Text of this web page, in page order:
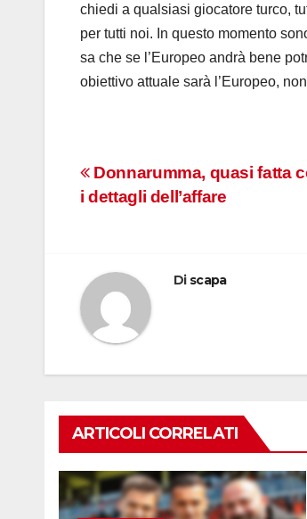
chiedi a qualsiasi giocatore turco,
per tutti noi. In questo momento
sa che se l’Europeo andrà bene
obiettivo attuale sarà l’Europeo,
Navigazione
articoli
Donnarumma, quasi fatta
i dettagli dell’affare
Di scapa
ARTICOLI CORRELATI